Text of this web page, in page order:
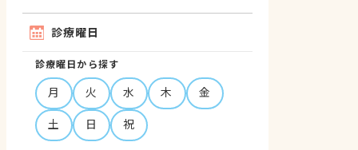
診療曜日
診療曜日から探す
月 火 水 木
金
土
日 祝